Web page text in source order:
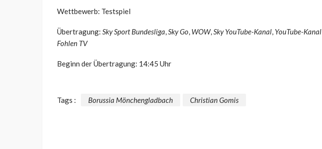
Wettbewerb: Testspiel
Übertragung: Sky Sport Bundesliga,Sky Go, WOW,Sky YouTube-Kanal, YouTube-Kanal
Fohlen TV
Beginn der Übertragung: 14:45 Uhr
Tags : Borussia Mönchengladbach Christian Gomis